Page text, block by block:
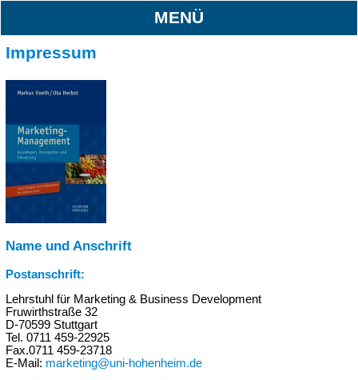
MENÜ
Impressum
Name und Anschrift
Postanschrift:
Lehrstuhl für Marketing & Business Development
Fruwirthstraße 32
D-70599 Stuttgart
Tel. 0711 459-22925
Fax.0711 459-23718
E-Mail: marketing@uni-hohenheim.de